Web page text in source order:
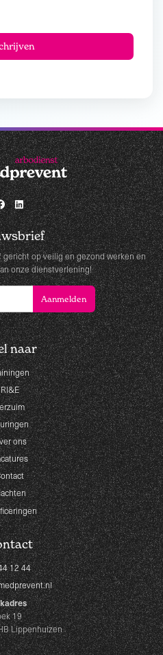
op veilig en gezond werken en
onze dienstverlening!
naar
RI&E
ons
12 44
19
Lippenhuizen